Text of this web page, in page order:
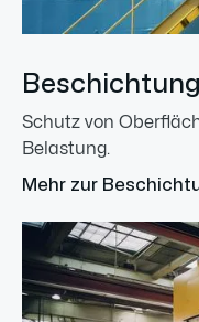
Schutz von
Belastung.
Mehr zur